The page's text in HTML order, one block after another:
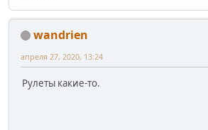
wandrien
апреля 27, 2020, 13:24
Рулеты какие-то.